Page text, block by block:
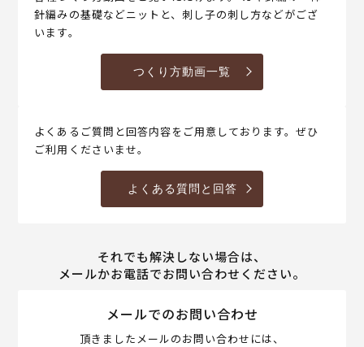
針編みの基礎などニットと、刺し子の刺し方などがござ
います。
つくり方動画一覧
よくあるご質問と回答内容をご用意しております。ぜひ
ご利用くださいませ。
よくある質問と回答
それでも解決しない場合は、
メールかお電話でお問い合わせください。
メールでのお問い合わせ
頂きましたメールのお問い合わせには、